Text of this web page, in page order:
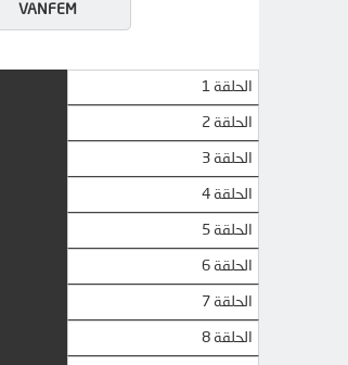
VANFEM
الحلقة 1
الحلقة 2
الحلقة 3
الحلقة 4
الحلقة 5
الحلقة 6
الحلقة 7
الحلقة 8